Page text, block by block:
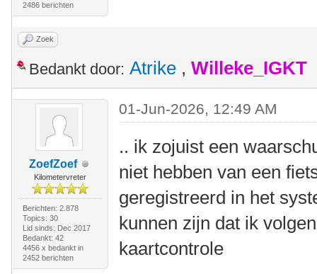
2486 berichten
Zoek
Bedankt door: Atrike , Willeke_IGKT
ZoefZoef
Kilometervreter
Berichten: 2.878
Topics: 30
Lid sinds: Dec 2017
Bedankt: 42
4456 x bedankt in
2452 berichten
01-Jun-2026, 12:49 AM
.. ik zojuist een
niet hebben van een
geregistreerd in het
kunnen zijn dat ik
kaartcontrole